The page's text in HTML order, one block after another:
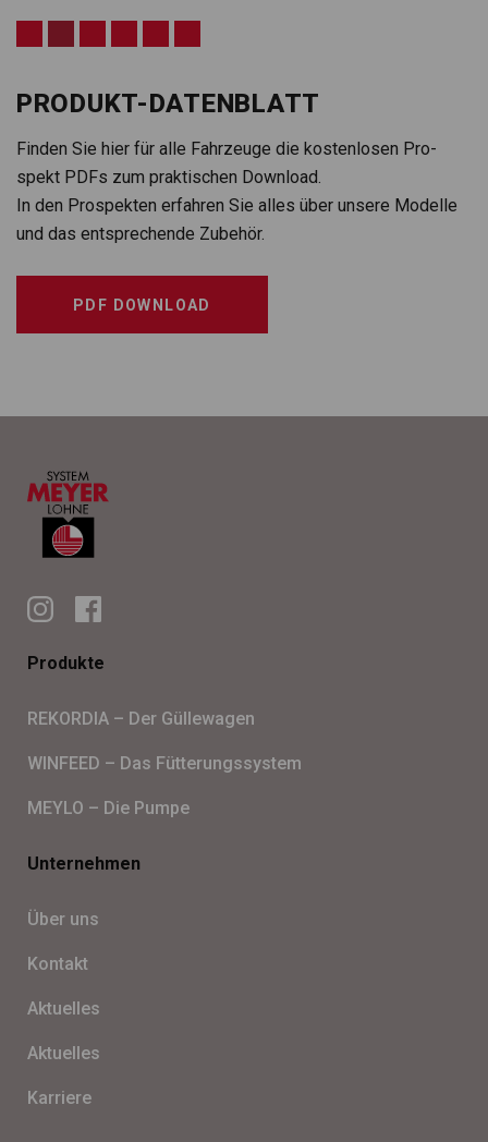
PRODUKT-DATENBLATT
Fin­den Sie hier für alle Fahr­zeuge die kos­ten­lo­sen Pro­
spekt PDFs zum prak­ti­schen Down­load.
In den Pro­spek­ten erfah­ren Sie alles über unsere Modelle
und das ent­spre­chende Zube­hör.
PDF DOWNLOAD
Produkte
REKORDIA – Der Gül­le­wa­gen
WINFEED – Das Füt­te­rungs­sys­tem
MEYLO – Die Pumpe
Unternehmen
Über uns
Kon­takt
Aktu­el­les
Aktu­el­les
Kar­riere